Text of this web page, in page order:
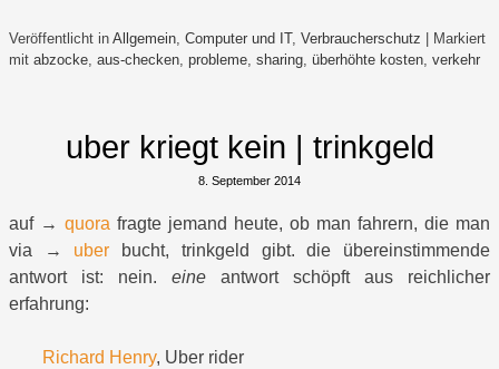
Veröffentlicht in Allgemein, Computer und IT, Verbraucherschutz
Markiert
mit abzocke, aus-checken, probleme, sharing, überhöhte kosten, verkehr
uber kriegt kein | trinkgeld
8. September 2014
auf → quora fragte jemand heute, ob man fahrern, die man
via → uber bucht, trinkgeld gibt. die übereinstimmende
antwort ist: nein. eine antwort schöpft aus reichlicher
erfahrung:
Richard Henry, Uber rider